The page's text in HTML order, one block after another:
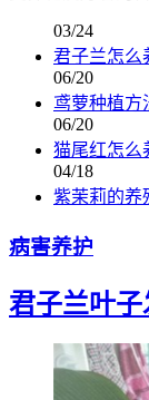
03/24
君子兰怎么
06/20
鸢萝种植方
06/20
猫尾红怎么
04/18
紫茉莉的养
病害养护
君子兰叶